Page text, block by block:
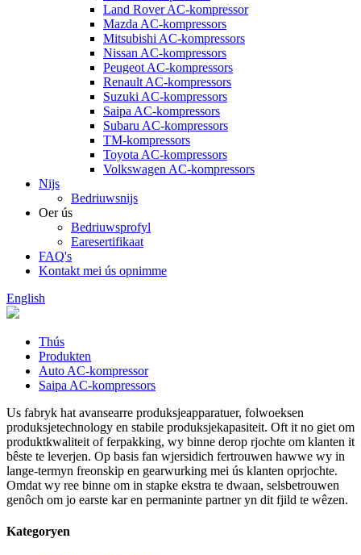
Land Rover AC-kompressor
Mazda AC-kompressors
Mitsubishi AC-kompressors
Nissan AC-kompressors
Peugeot AC-kompressors
Renault AC-kompressors
Suzuki AC-kompressors
Saipa AC-kompressors
Subaru AC-kompressors
TM-kompressors
Toyota AC-kompressors
Volkswagen AC-kompressors
Nijs
Bedriuwsnijs
Oer ús
Bedriuwsprofyl
Earesertifikaat
FAQ's
Kontakt mei ús opnimme
English
Thús
Produkten
Auto AC-kompressor
Saipa AC-kompressors
Us fabryk hat avansearre produksjeapparatuer, folwoeksen
produksjetechnology en stabile produksjekapasiteit. Oft it no giet om
produktkwaliteit of ferpakking, wy binne derop rjochte om klanten it
bêste te leverjen. Op basis fan wjersidich fertrouwen hawwe wy in
lange-termyn freonskip en gearwurking mei ús klanten oprjochte.
Omdat wy ree binne om in stapke ekstra te dwaan, selsbetrouwen
genôch om jo earste kar en permaninte partner yn dit fjild te wêzen.
Kategoryen